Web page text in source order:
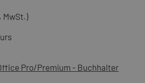
MwSt.)
Pro/Premium - Buchhalter